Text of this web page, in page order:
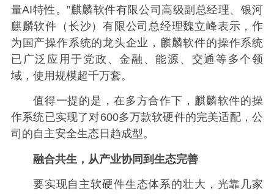
量AI特性。”麒麟软件有限公司高级副总经理、银河
麒麟软件（长沙）有限公司总经理魏立峰表示，作
为国产操作系统的龙头企业，麒麟软件的操作系统
已广泛应用于党政、金融、能源、交通等多个领
域，使用规模超千万套。
值得一提的是，在多方合作下，麒麟软件的操
作系统已实现了对600多万款软硬件的完美适配，公
司的自主安全生态日趋成型。
融合共生，从产业协同到生态完善
要实现自主软硬件生态体系的壮大，光靠几家